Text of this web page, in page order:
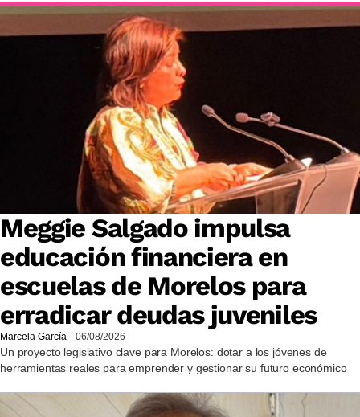
Meggie Salgado impulsa
educación financiera en
escuelas de Morelos para
erradicar deudas juveniles
Marcela García 06/08/2026
Un proyecto legislativo clave para Morelos: dotar a los jóvenes de
herramientas reales para emprender y gestionar su futuro económico